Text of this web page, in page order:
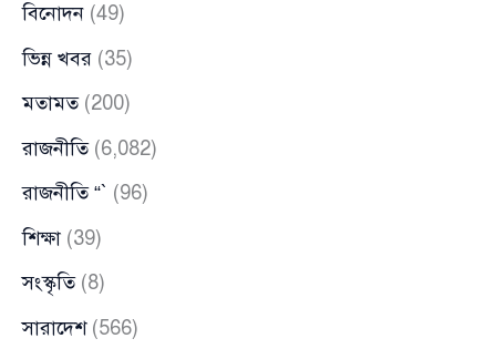
বিনোদন (49)
ভিন্ন খবর (35)
মতামত(200)
রাজনীতি(6,082)
রাজনীতি “` (96)
শিক্ষা (39)
সংস্কৃতি(8)
সারাদেশ(566)